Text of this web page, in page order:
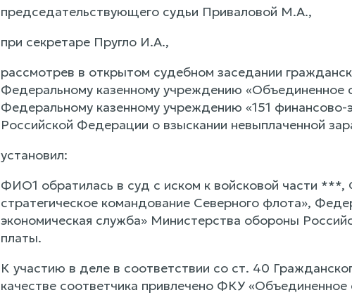
председательствующего судьи Приваловой М.А.,
при секретаре Пругло И.А.,
рассмотрев в открытом судебном заседании
Федеральному казенному учреждению «Объединенное
Федеральному казенному учреждению «151
Российской Федерации о взыскании невыплаченной
установил:
ФИО1 обратилась в суд с иском к войсковой части
стратегическое командование Северного флота»,
экономическая служба» Министерства обороны
платы.
К участию в деле в соответствии со ст. 40
качестве соответчика привлечено ФКУ